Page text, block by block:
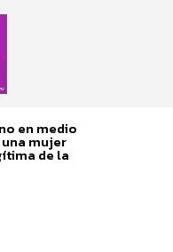
en medio
mujer
de la